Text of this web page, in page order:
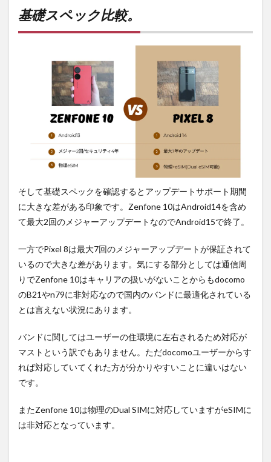
基礎スペック比較。
そして基礎スペックを確認するとアップデートサポート期間
に大きな差がある印象です。Zenfone 10はAndroid14を含め
て最大2回のメジャーアップデートなのでAndroid15で終了。
一方でPixel 8は最大7回のメジャーアップデートが保証されて
いるので大きな差があります。気にする部分としては通信周
りでZenfone 10はキャリアの扱いがないことからもdocomo
のB21やn79に非対応なので国内のバンドに最適化されている
とは言えない状況にあります。
バンドに関してはユーザーの住環境に左右されるため対応が
マストという訳でもありません。ただdocomoユーザーからす
れば対応していてくれた方が分かりやすいことに違いはない
です。
またZenfone 10は物理のDual SIMに対応していますがeSIMに
は非対応となっています。